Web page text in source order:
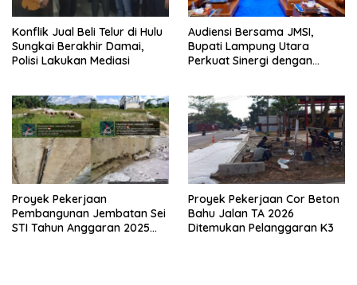
Konflik Jual Beli Telur di Hulu
Sungkai Berakhir Damai,
Polisi Lakukan Mediasi
Audiensi Bersama JMSI,
Bupati Lampung Utara
Perkuat Sinergi dengan
Proyek Pekerjaan
Pembangunan Jembatan Sei
STI Tahun Anggaran 2025
Proyek Pekerjaan Cor Beton
Bahu Jalan TA 2026
Ditemukan Pelanggaran K3